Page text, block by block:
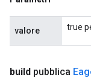
valore true
build pubblica